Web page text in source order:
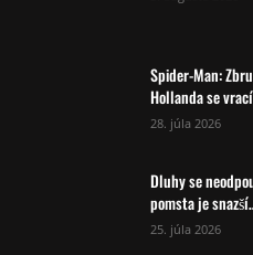
Spider-Man:
Hollanda se
28. júla 2026
Dluhy se
pomsta je
25. júla 2026